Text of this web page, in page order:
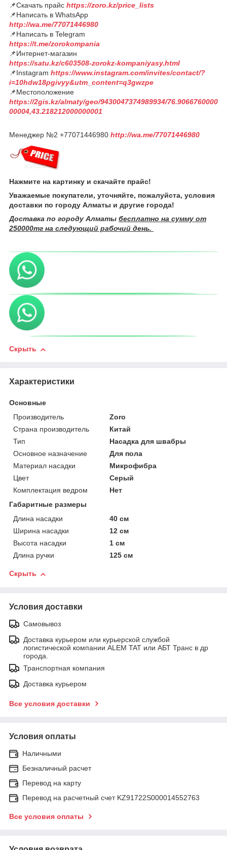
📌Скачать прайс https://zoro.kz/price_lists
📌Написать в WhatsApp
http://wa.me/77071446980
📌Написать в Telegram
https://t.me/zorokompania
📌Интернет-магазин
https://satu.kz/c603508-zorokz-kompaniyasy.html
📌Instagram https://www.instagram.com/invites/contact/?
i=10hdw18pgivyy&utm_content=q3gwzpe
📌Местоположение
https://2gis.kz/almaty/geo/9430047374989934/76.9066760000
00004,43.218212000000001
Менеджер №2 +77071446980 http://wa.me/77071446980
Нажмите на картинку и скачайте прайс!
Уважаемые покупатели, уточняйте, пожалуйста, условия
доставки по городу Алматы и другие города!
Доставка по городу Алматы бесплатно на сумму от
250000тг на следующий рабочий день.
Скрыть
Характеристики
Основные
Производитель
Zoro
Страна производитель
Китай
Тип
Насадка для швабры
Основное назначение
Для пола
Материал насадки
Микрофибра
Цвет
Серый
Комплектация ведром
Нет
Габаритные размеры
Длина насадки
40 см
Ширина насадки
12 см
Высота насадки
1 см
Длина ручки
125 см
Скрыть
Условия доставки
Самовывоз
Доставка курьером или курьерской службой
логистической компании ALEM TAT или АБТ Транс в др
города.
Транспортная компания
Доставка курьером
Все условия доставки
Условия оплаты
Наличными
Безналичный расчет
Перевод на карту
Перевод на расчетный счет KZ91722S000014552763
Все условия оплаты